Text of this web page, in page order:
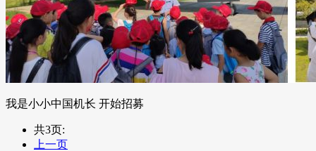
我是小小中国机长 开始招募
共3页:
上一页